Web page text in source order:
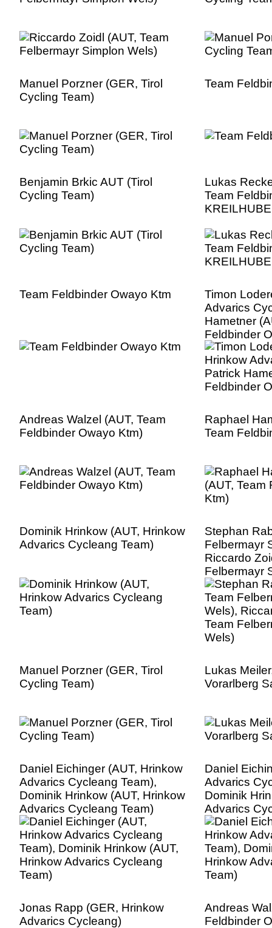
Manuel Porzner (GER, Tirol
Cycling Team)
Team
Benjamin Brkic AUT (Tirol
Cycling Team)
Lukas
Team
Team Feldbinder Owayo Ktm
Timon
Advarics
Hametner
Feldbinder
Andreas Walzel (AUT, Team
Feldbinder Owayo Ktm)
Raphael
Team
Dominik Hrinkow (AUT, Hrinkow
Advarics Cycleang Team)
Stephan
Felbermayr
Riccardo
Felbermayr
Manuel Porzner (GER, Tirol
Cycling Team)
Lukas
Vorarlberg
Daniel Eichinger (AUT, Hrinkow
Advarics Cycleang Team),
Dominik Hrinkow (AUT, Hrinkow
Advarics Cycleang Team)
Daniel
Advarics
Dominik
Advarics
Jonas Rapp (GER, Hrinkow
Advarics Cycleang)
Andreas
Feldbinder